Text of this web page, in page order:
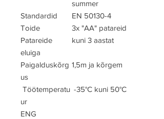
summer
Standardid
EN 50130-4
Toide
3x "AA" patareid
Patareide
eluiga
kuni 3 aastat
Paigalduskõrg
us
1,5m ja kõrgem
Töötemperatu
ur
-35°C kuni 50°C
ENG